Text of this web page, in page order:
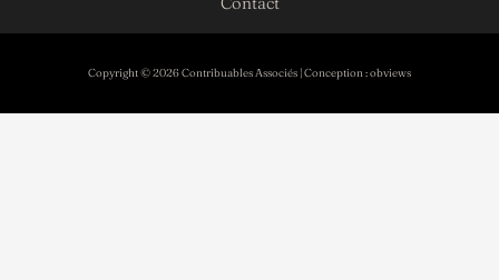
Copyright © 2026 Contribuables Associés | Conception :obviews